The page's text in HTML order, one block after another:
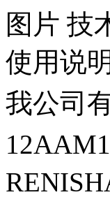
图片 技
使用说
我公司